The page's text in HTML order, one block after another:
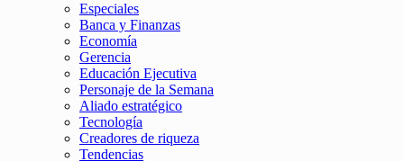
Especiales
Banca y Finanzas
Economía
Gerencia
Educación Ejecutiva
Personaje de la Semana
Aliado estratégico
Tecnología
Creadores de riqueza
Tendencias